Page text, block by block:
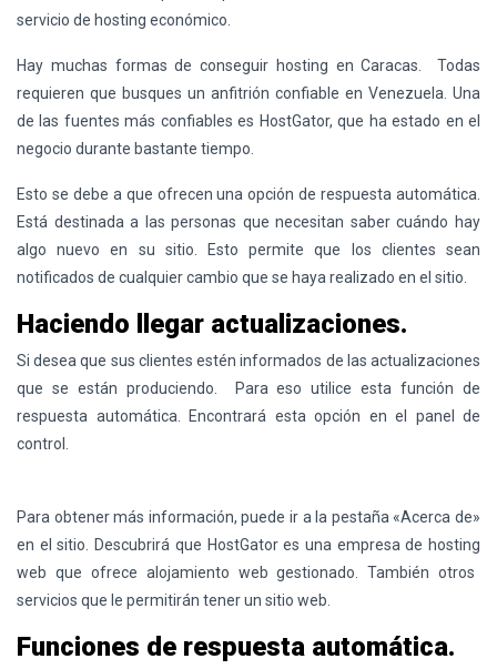
servicio de hosting económico.
Hay muchas formas de conseguir hosting en Caracas. Todas
requieren que busques un anfitrión confiable en Venezuela. Una
de las fuentes más confiables es HostGator, que ha estado en el
negocio durante bastante tiempo.
Esto se debe a que ofrecen una opción de respuesta automática.
Está destinada a las personas que necesitan saber cuándo hay
algo nuevo en su sitio. Esto permite que los clientes sean
notificados de cualquier cambio que se haya realizado en el sitio.
Haciendo llegar actualizaciones.
Si desea que sus clientes estén informados de las actualizaciones
que se están produciendo. Para eso utilice esta función de
respuesta automática. Encontrará esta opción en el panel de
control.
Para obtener más información, puede ir a la pestaña «Acerca de»
en el sitio. Descubrirá que HostGator es una empresa de hosting
web que ofrece alojamiento web gestionado. También otros
servicios que le permitirán tener un sitio web.
Funciones de respuesta automática.